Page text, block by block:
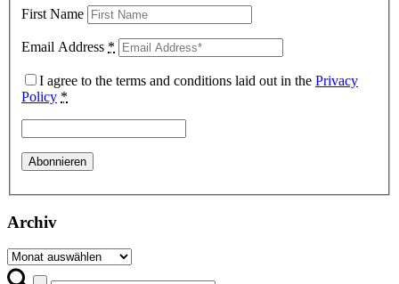
First Name
Email Address *
I agree to the terms and conditions laid out in the Privacy
Policy *
Archiv
Archiv